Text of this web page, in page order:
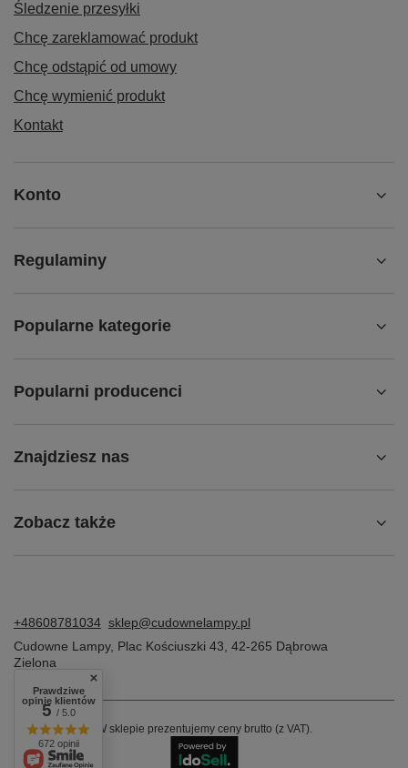
Śledzenie przesyłki
Chcę zareklamować produkt
Chcę odstąpić od umowy
Chcę wymienić produkt
Kontakt
Konto
Regulaminy
Popularne kategorie
Popularni producenci
Znajdziesz nas
Zobacz także
+48608781034 sklep@cudownelampy.pl
Cudowne Lampy, Plac Kościuszki 43 42-265 Dąbrowa
Zielona
W sklepie prezentujemy ceny brutto (z VAT).
Prawdziwe
opinie klientów
5/ 5.0
672 opinii